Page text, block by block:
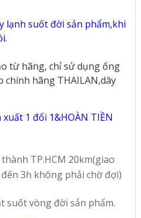
lạnh suốt đời sản phẩm,khi
từ hãng, chỉ sử dụng ống
chính hãng THAILAN,dây
1 đổi 1&HOÀN TIỀN
TP.HCM 20km(giao
3h không phải chờ đợi)
suốt vòng đời sản phẩm.